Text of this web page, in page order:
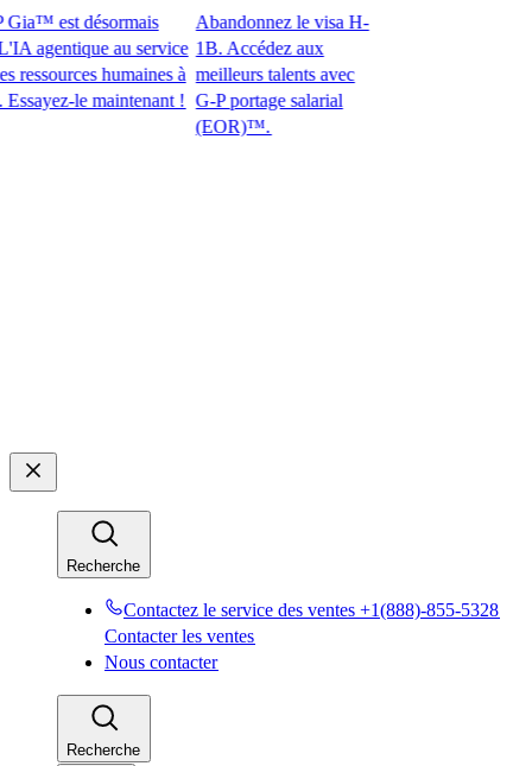
est désormais
au service
humaines à
le maintenant !​​
Abandonnez le visa H-
1B. Accédez aux
meilleurs talents avec
G-P portage salarial
(EOR)™.​​
Recherche​​
Contactez le service des ventes +1(888)-855-5328​​
Contacter les ventes​​
Nous contacter​​
Recherche​​